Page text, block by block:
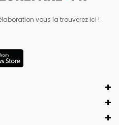
vous la trouverez ici !